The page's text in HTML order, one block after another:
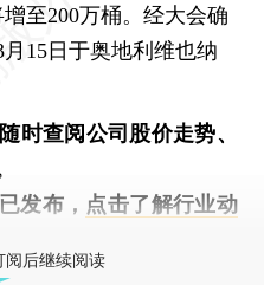
至200万桶。经大会确
15日于奥地利维也纳
时查阅公司股价走势、
发布， 点击了解行业动
阅后继续阅读